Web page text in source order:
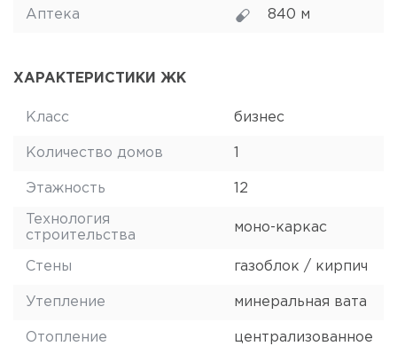
Аптека 840 м
ХАРАКТЕРИСТИКИ ЖК
Класс бизнес
Количество домов
Этажность 12
Технология
строительства
моно-каркас
Стены газоблок / кирпич
Утепление минеральная вата
Отопление централизованное